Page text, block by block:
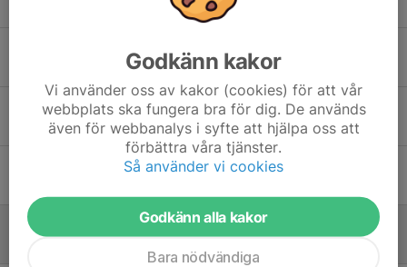
3 maj, 09:49 0
Klubbshop Föreningskläder
8 apr, 19:30 1
Kallelse till årsmöte
Aktivt 2025 för ÅIF Boule
Godkänn kakor
Vi använder oss av kakor (cookies) för att vår
webbplats ska fungera bra för dig. De används
även för webbanalys i syfte att hjälpa oss att
förbättra våra tjänster.
Så använder vi cookies
Godkänn alla kakor
Bara nödvändiga